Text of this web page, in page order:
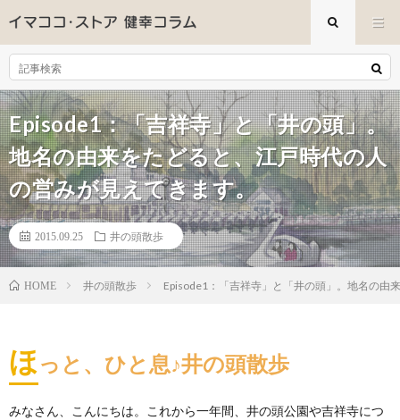
Episode1：「吉祥寺」と「井の頭」。
地名の由来をたどると、江戸時代の人
の営みが見えてきます。
2015.09.25 井の頭散歩
HOME 井の頭散歩 Episode1：「吉祥寺」と「井の頭」。地名の由
ほっと、ひと息♪井の頭散歩
みなさん、こんにちは。これから一年間、井の頭公園や吉祥寺につ